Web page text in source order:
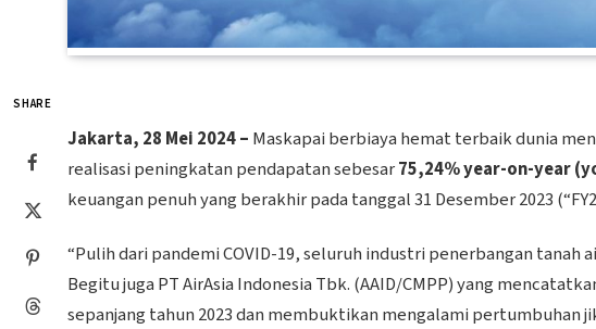
SHARE
Jakarta, 28 Mei 2024 – Maskapai berbiaya hemat terbaik dunia
realisasi peningkatan pendapatan sebesar75,24% year-on-year
keuangan penuh yang berakhir pada tanggal 31 Desember 2023
“Pulih dari pandemi COVID-19, seluruh industri penerbangan
Begitu juga PT AirAsia Indonesia Tbk. (AAID/CMPP) yang
sepanjang tahun 2023 dan membuktikan mengalami pertumbuhan